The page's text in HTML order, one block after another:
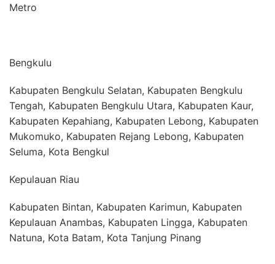
Metro
Bengkulu
Kabupaten Bengkulu Selatan, Kabupaten Bengkulu
Tengah, Kabupaten Bengkulu Utara, Kabupaten Kaur,
Kabupaten Kepahiang, Kabupaten Lebong, Kabupaten
Mukomuko, Kabupaten Rejang Lebong, Kabupaten
Seluma, Kota Bengkul
Kepulauan Riau
Kabupaten Bintan, Kabupaten Karimun, Kabupaten
Kepulauan Anambas, Kabupaten Lingga, Kabupaten
Natuna, Kota Batam, Kota Tanjung Pinang